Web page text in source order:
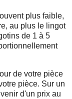
plus faible,
au plus le lingot
de 1 à 5
de votre pièce
pièce. Sur un
d'un prix au